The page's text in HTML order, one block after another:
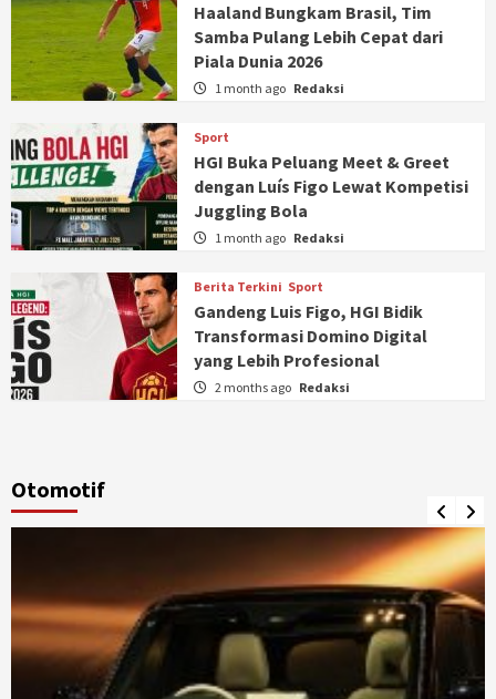
Haaland Bungkam Brasil, Tim
Samba Pulang Lebih Cepat dari
Piala Dunia 2026
1 month ago Redaksi
Sport
HGI Buka Peluang Meet & Greet
dengan Luís Figo Lewat Kompetisi
Juggling Bola
1 month ago Redaksi
Berita Terkini Sport
Gandeng Luis Figo, HGI Bidik
Transformasi Domino Digital
yang Lebih Profesional
2 months ago Redaksi
Otomotif